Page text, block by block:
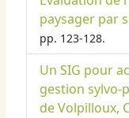
paysager par
pp. 123-128.
Un SIG pour
gestion sylvo-
de Volpilloux,